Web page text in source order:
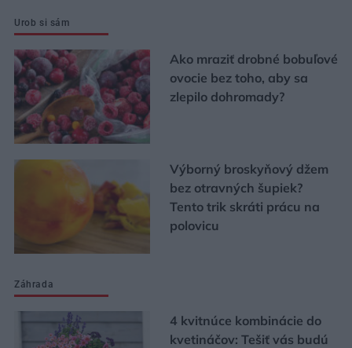
Urob si sám
Ako mraziť drobné bobuľové
ovocie bez toho, aby sa
zlepilo dohromady?
Výborný broskyňový džem
bez otravných šupiek?
Tento trik skráti prácu na
polovicu
Záhrada
4 kvitnúce kombinácie do
kvetináčov: Tešiť vás budú